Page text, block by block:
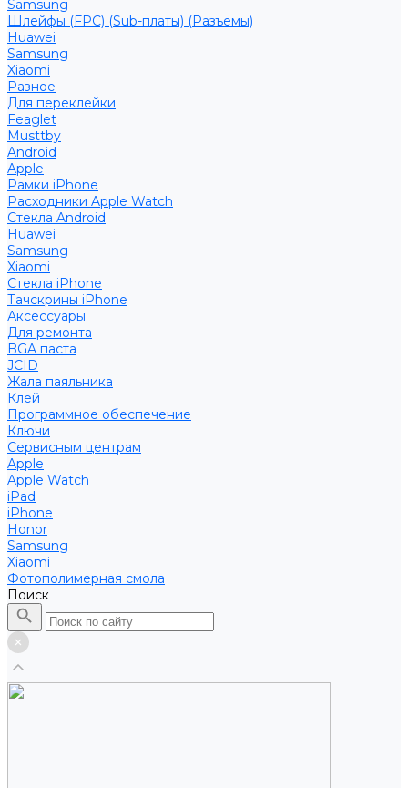
Samsung
Шлейфы (FPC) (Sub-платы) (Разъемы)
Huawei
Samsung
Xiaomi
Разное
Для переклейки
Feaglet
Musttby
Android
Apple
Рамки iPhone
Расходники Apple Watch
Стекла Android
Huawei
Samsung
Xiaomi
Стекла iPhone
Тачскрины iPhone
Аксессуары
Для ремонта
BGA паста
JCID
Жала паяльника
Клей
Программное обеспечение
Ключи
Сервисным центрам
Apple
Apple Watch
iPad
iPhone
Honor
Samsung
Xiaomi
Фотополимерная смола
Поиск